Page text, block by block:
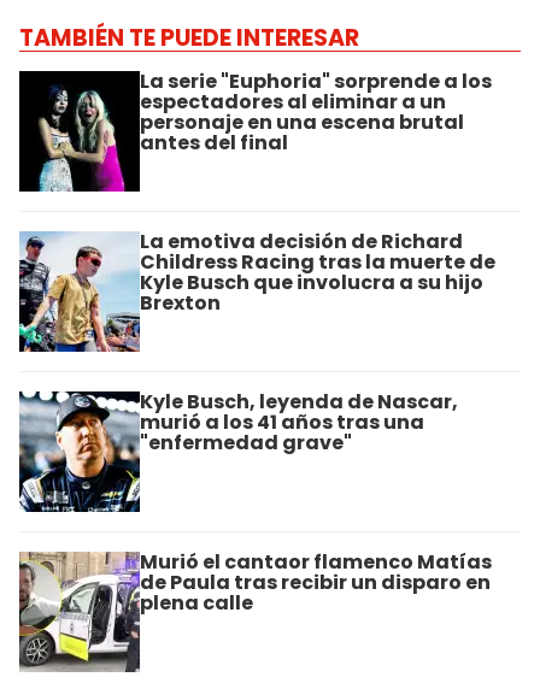
TAMBIÉN TE PUEDE INTERESAR
La serie "Euphoria" sorprende a los
espectadores al eliminar a un
personaje en una escena brutal
antes del final
La emotiva decisión de Richard
Childress Racing tras la muerte de
Kyle Busch que involucra a su hijo
Brexton
Kyle Busch, leyenda de Nascar,
murió a los 41 años tras una
"enfermedad grave"
Murió el cantaor flamenco Matías
de Paula tras recibir un disparo en
plena calle